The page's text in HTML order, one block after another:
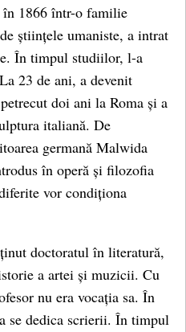
în 1866 într-o familie
științele umaniste, a intrat
În timpul studiilor, l-a
23 de ani, a devenit
doi ani la Roma și a
italiană. De
germană Malwida
în operă și filozofia
vor condiționa
doctoratul în literatură,
a artei și muzicii. Cu
nu era vocația sa. În
se dedica scrierii. În timpul